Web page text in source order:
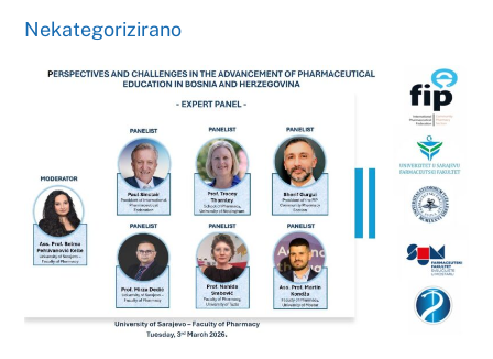
Povodom održavanja summita Sekcije za
javno ljekarništvo (Community Pharmacy
Section) Međunarodne farmaceutske
federacije (FIP) u Sarajevu, visoko
izaslanstvo predvođeno predsjednikom
Paulom Sinclairom boravit će u službenom